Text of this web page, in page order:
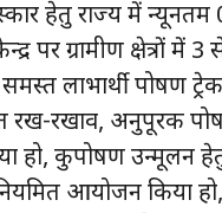
हेतु राज्य में न्यूनतम
पर ग्रामीण क्षेत्रों
लाभार्थी पोषण
रख-रखाव, अनुपूरक
कुपोषण उन्मूलन हेतु
आयोजन किया